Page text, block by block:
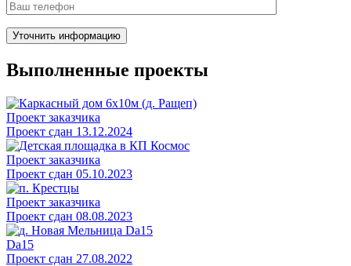
Выполненные проекты
Проект заказчика
Проект сдан 13.12.2024
Проект заказчика
Проект сдан 05.10.2023
Проект заказчика
Проект сдан 08.08.2023
Da15
Проект сдан 27.08.2022